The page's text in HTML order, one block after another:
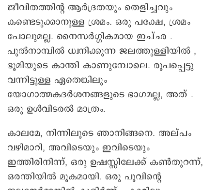
ജീവിതത്തിന്റ ആര്‍ദ്രതയും തെളിച്ചവും
കണ്ടെടുക്കാനുള്ള ശ്രമം. ഒരു പക്ഷേ, ശ്രമം
പോലുമല്ല. നൈസര്‍ഗ്ഗികമായ ഇച്ഛ .
പുല്‍നാമ്പില്‍ ധ്വനിക്കുന്ന ജലത്തുള്ളിയില്‍ ,
ഭൂമിയുടെ കാന്തി കാണുമ്പോലെ. രൂപപ്പെട്ടു
വന്നിട്ടുള്ള ഏതെങ്കിലും
യോഗാത്മകദര്‍ശനങ്ങളുടെ ഭാഗമല്ല, അത് .
ഒരു ഉള്‍വിടരല്‍ മാത്രം.
കാലമേ, നിന്നിലൂടെ ഞാനിങ്ങനെ. അല്പം
വഴിമാറി, അവിടെയും ഇവിടെയും
ഇത്തിരിനിന്ന്, ഒരു ഉഷസ്സിലേക്ക് കണ്‍തുറന്ന്,
ഒരന്തിയില്‍ മൂകമായി. ഒരു പൂവിന്റെ